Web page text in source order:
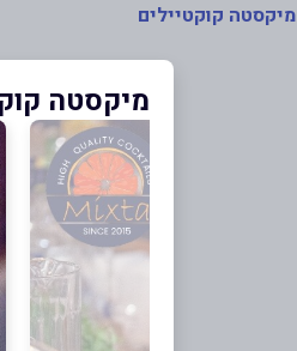
מיקסטה קוקטיילים
מיקסטה